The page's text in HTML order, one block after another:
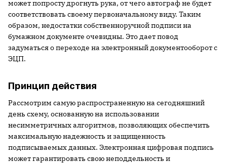
может попросту дрогнуть рука, от чего автограф не будет
соответствовать своему первоначальному виду. Таким
образом, недостатки собственноручной подписи на
бумажном документе очевидны. Это дает повод
задуматься о переходе на электронный документооборот с
ЭЦП.
Принцип действия
Рассмотрим самую распространенную на сегодняшний
день схему, основанную на использовании
несимметричных алгоритмов, позволяющих обеспечить
максимальную надежность и защищенность
подписываемых данных. Электронная цифровая подпись
может гарантировать свою неподдельность и